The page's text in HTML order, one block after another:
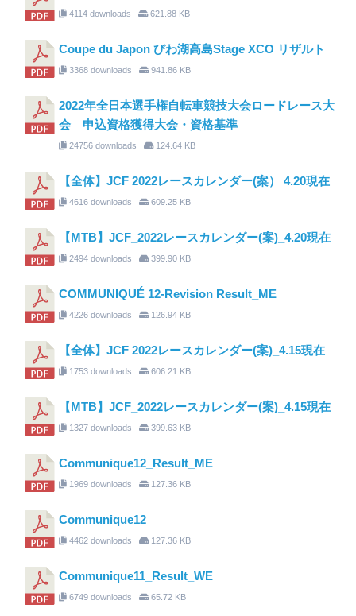
4114 downloads 621.88 KB
Coupe du Japon びわ湖高島Stage XCO リザルト
3368 downloads 941.86 KB
2022年全日本選手権自転車競技大会ロードレース大
会 申込資格獲得大会・資格基準
24756 downloads 124.64 KB
【全体】JCF 2022レースカレンダー(案） 4.20現在
4616 downloads 609.25 KB
【MTB】JCF_2022レースカレンダー(案)_4.20現在
2494 downloads 399.90 KB
COMMUNIQUÉ 12-Revision Result_ME
4226 downloads 126.94 KB
【全体】JCF 2022レースカレンダー(案)_4.15現在
1753 downloads 606.21 KB
【MTB】JCF_2022レースカレンダー(案)_4.15現在
1327 downloads 399.63 KB
Communique12_Result_ME
1969 downloads 127.36 KB
Communique12
4462 downloads 127.36 KB
Communique11_Result_WE
6749 downloads 65.72 KB